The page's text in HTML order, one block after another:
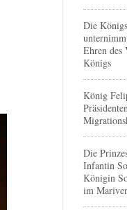
Die
Ehren des
Königs
König
Die
Infantin
Königin
im